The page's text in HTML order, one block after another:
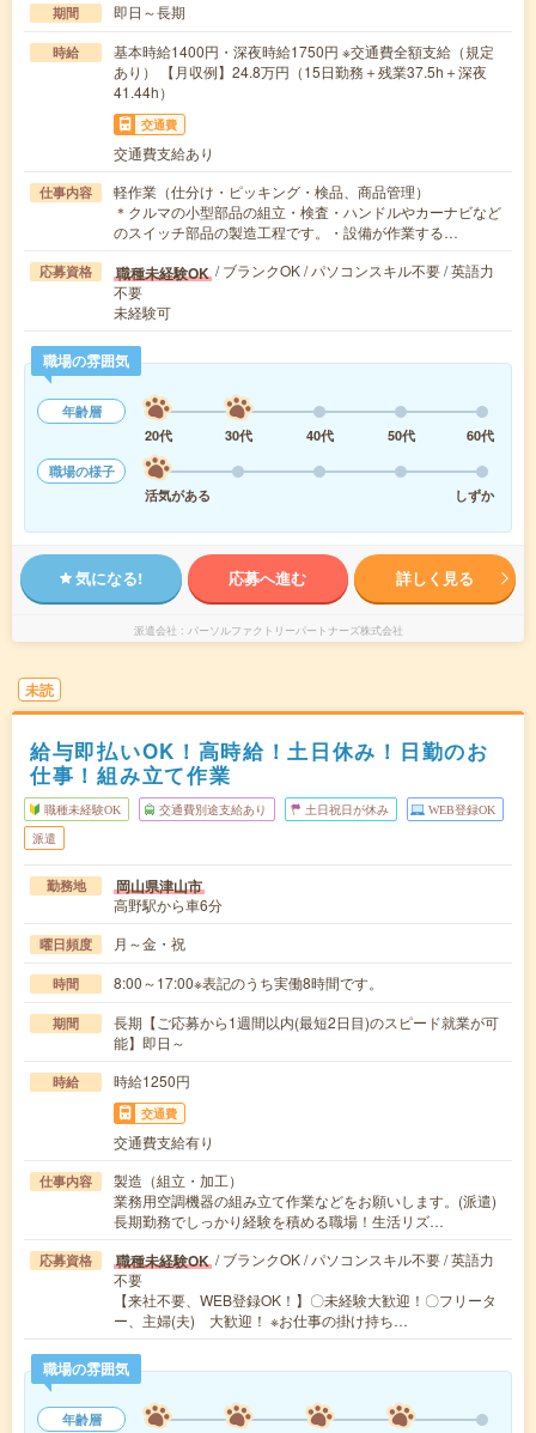
期間 即日～長期
時給
基本時給1400円・深夜時給1750円 ※交通費全額支給（規定
あり） 【月収例】24.8万円（15日勤務＋残業37.5h＋深夜
41.44h）
交通費
交通費支給あり
仕事内容
軽作業（仕分け・ピッキング・検品、商品管理）
＊クルマの小型部品の組立・検査・ハンドルやカーナビなど
のスイッチ部品の製造工程です。・設備が作業する…
応募資格 職種未経験OK / ブランクOK / パソコンスキル不要 / 英語力
不要
未経験可
職場の雰囲気
年齢層
20代
30代 40代 50代
60代
職場の様子
活気がある
しずか
気になる! 応募へ進む 詳しく見る
派遣会社 パーソルファクトリーパートナーズ株式会社
未読
給与即払いOK！高時給！土日休み！日勤のお
仕事！組み立て作業
職種未経験OK 交通費別途支給あり 土日祝日が休み WEB登録OK
派遣
勤務地 岡山県津山市
高野駅から車6分
曜日頻度 月～金・祝
時間 8:00～17:00※表記のうち実働8時間です。
期間
長期【ご応募から1週間以内(最短2日目)のスピード就業が可
能】即日～
時給 時給1250円
交通費
交通費支給有り
仕事内容
製造（組立・加工）
業務用空調機器の組み立て作業などをお願いします。(派遣)
長期勤務でしっかり経験を積める職場！生活リズ…
応募資格 職種未経験OK / ブランクOK / パソコンスキル不要 / 英語力
不要
【来社不要、WEB登録OK！】〇未経験大歓迎！〇フリータ
ー、主婦(夫) 大歓迎！ ※お仕事の掛け持ち…
職場の雰囲気
年齢層